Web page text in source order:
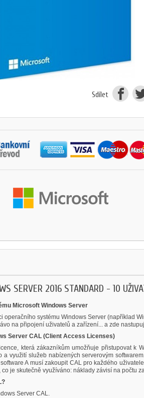
Sdílet
SERVER 2016 STANDARD - 10
Microsoft Windows Server
operačního systému Windows Server (například
na připojení uživatelů a zařízení... a zde
Server CAL (Client Access Licenses)
která zákazníkům umožňuje přistupovat k
a využití služeb nabízených serverovým
A musí zakoupit CAL pro každého
je skutečně využíváno: náklady závisí na počtu
Server CAL.